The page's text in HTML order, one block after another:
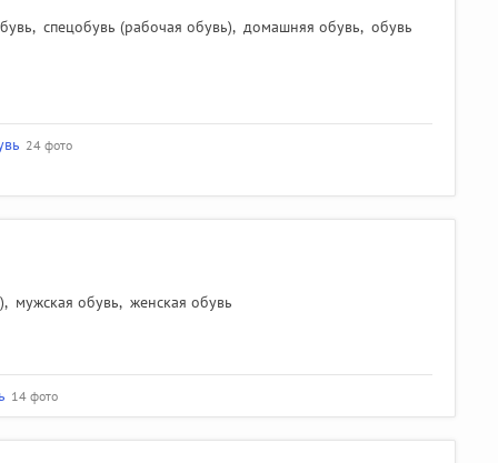
, спецобувь (рабочая обувь), домашняя обувь, обувь
24 фото
, мужская обувь, женская обувь
14 фото